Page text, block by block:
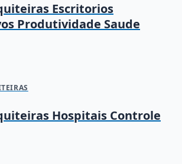
Escritorios
Produtividade Saude
Hospitais Controle